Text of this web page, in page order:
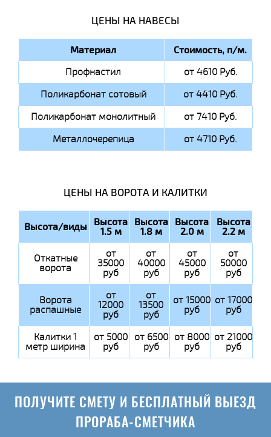
ЦЕНЫ НА НАВЕСЫ
Материал Стоимость, п/м.
Профнастил
от 4610 Руб.
Поликарбонат сотовый
от 4410 Руб.
Поликарбонат монолитный
от 7410 Руб.
Металлочерепица
от 4710 Руб.
ЦЕНЫ НА ВОРОТА И КАЛИТКИ
Высота/виды Высота
1.5 м
Высота
1.8 м
Высота
2.0 м
Высота
2.2 м
Откатные
ворота
от
35000
руб
от
40000
руб
от
45000
руб
от
50000
руб
Ворота
распашные
от
12000
руб
от
13500
руб
от 15000
руб
от 17000
руб
Калитки 1
метр ширина
от 5000
руб
от 6500
руб
от 8000
руб
от 21000
руб
ПОЛУЧИТЕ СМЕТУ И БЕСПЛАТНЫЙ ВЫЕЗД
ПРОРАБА-СМЕТЧИКА